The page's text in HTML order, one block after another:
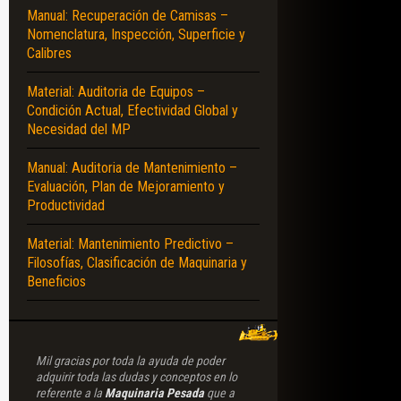
Manual: Recuperación de Camisas –
Nomenclatura, Inspección, Superficie y
Calibres
Material: Auditoria de Equipos –
Condición Actual, Efectividad Global y
Necesidad del MP
Manual: Auditoria de Mantenimiento –
Evaluación, Plan de Mejoramiento y
Productividad
Material: Mantenimiento Predictivo –
Filosofías, Clasificación de Maquinaria y
Beneficios
Mil gracias por toda la ayuda de poder
adquirir toda las dudas y conceptos en lo
referente a la Maquinaria Pesadaque a